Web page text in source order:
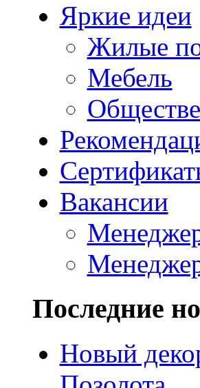
Яркие идеи
Жилые
Мебель
Вакансии
Последние
Новый